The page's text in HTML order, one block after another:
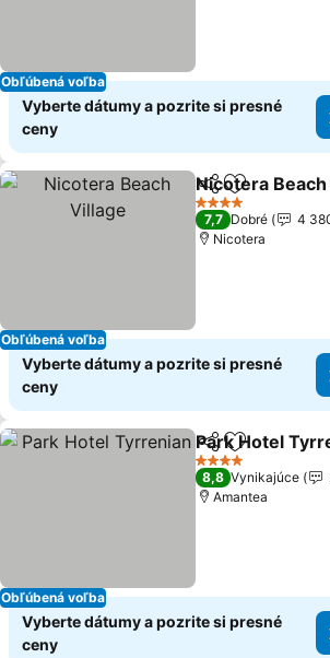
Obľúbená voľba
Vyberte dátumy a pozrite si presné
ceny
Obľúbená voľba
ZdieľaťPridať do
Nicotera
4 Počet hviezdičiek
7,7 Dobré
4
Nicotera
Vyberte dátumy a pozrite si presné
ceny
Obľúbená voľba
ZdieľaťPridať do
Park Hotel
4 Počet hviezdičiek
8,8 Vynikajúce
Amantea
Vyberte dátumy a pozrite si presné
ceny